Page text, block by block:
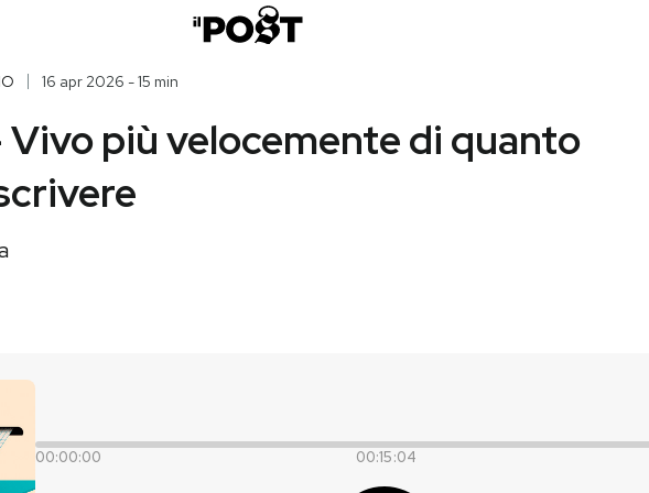
16 apr 2026 - 15 min
Vivo più velocemente di quanto
00:00:00 00:15:04